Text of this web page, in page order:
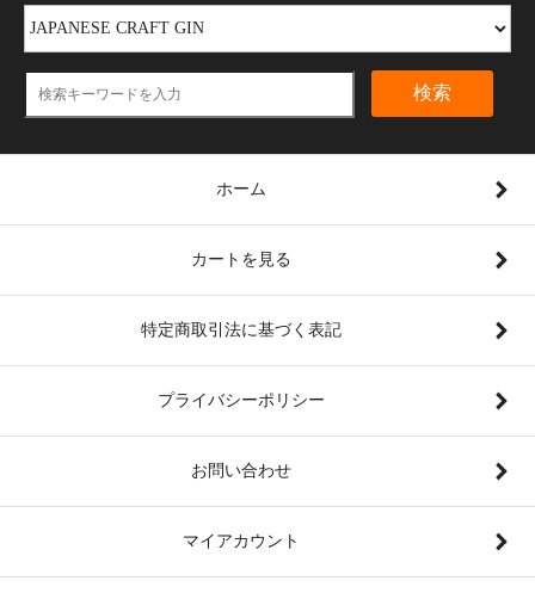
検索
ホーム
カートを見る
特定商取引法に基づく表記
プライバシーポリシー
お問い合わせ
マイアカウント